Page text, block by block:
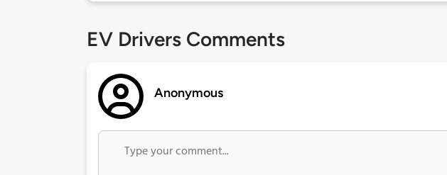
EV Drivers Comments
Anonymous